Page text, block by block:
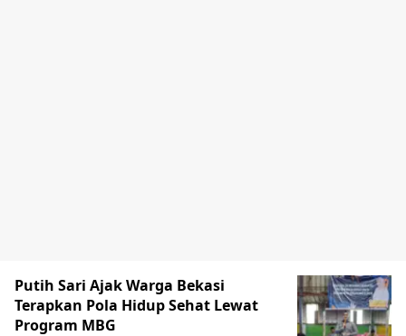
Putih Sari Ajak Warga Bekasi
Terapkan Pola Hidup Sehat Lewat
Program MBG